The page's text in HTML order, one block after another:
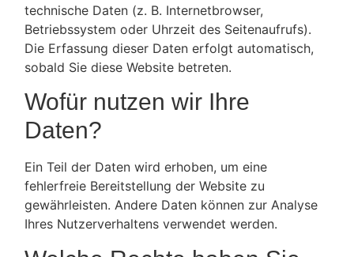
technische Daten (z. B. Internetbrowser,
Betriebssystem oder Uhrzeit des Seitenaufrufs).
Die Erfassung dieser Daten erfolgt automatisch,
sobald Sie diese Website betreten.
Wofür nutzen wir Ihre
Daten?
Ein Teil der Daten wird erhoben, um eine
fehlerfreie Bereitstellung der Website zu
gewährleisten. Andere Daten können zur Analyse
Ihres Nutzerverhaltens verwendet werden.